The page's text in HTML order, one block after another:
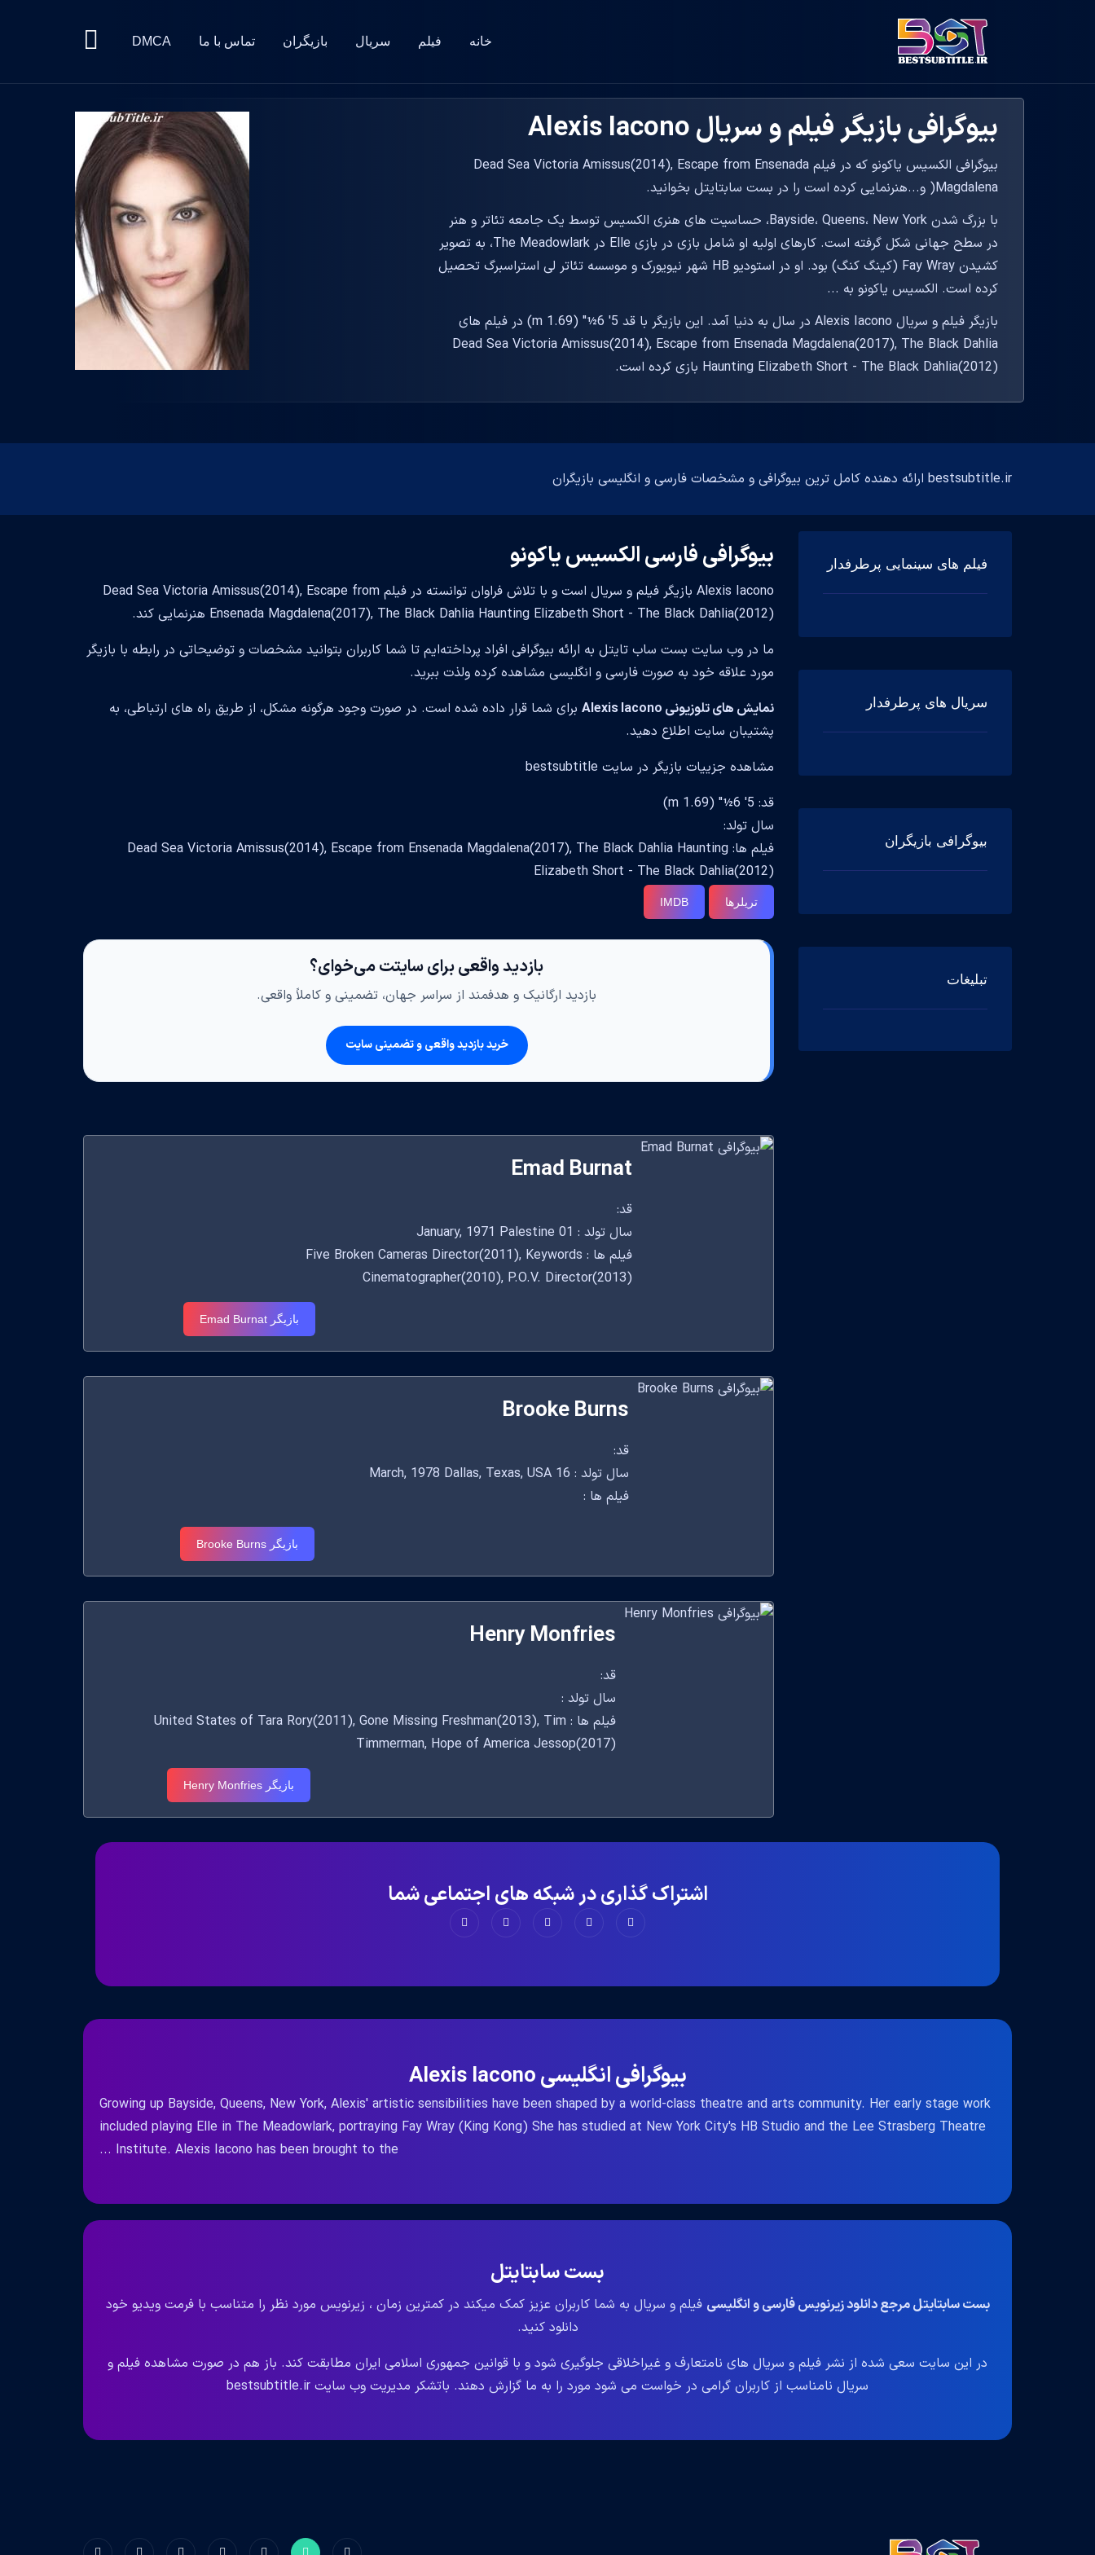
خانه فیلم سریال بازیگران تماس با ما DMCA
بیوگرافی بازیگر فیلم و سریال Alexis Iacono
بیوگرافی الکسیس یاکونو که در فیلم Dead Sea Victoria Amissus(2014), Escape from Ensenada
Magdalena( و...هنرنمایی کرده است را در بست سابتایتل بخوانید.
با بزرگ شدن Bayside، Queens، New York، حساسیت های هنری الکسیس توسط یک جامعه تئاتر و هنر
در سطح جهانی شکل گرفته است. کارهای اولیه او شامل بازی در بازی Elle در The Meadowlark، به تصویر
کشیدن Fay Wray (کینگ کنگ) بود. او در استودیو HB شهر نیویورک و موسسه تئاتر لی استراسبرگ تحصیل
کرده است. الکسیس یاکونو به ...
بازیگر فیلم و سریال Alexis Iacono در سال به دنیا آمد. این بازیگر با قد 5' 6½" (1.69 m) در فیلم های
Dead Sea Victoria Amissus(2014), Escape from Ensenada Magdalena(2017), The Black Dahlia
Haunting Elizabeth Short - The Black Dahlia(2012) بازی کرده است.
bestsubtitle.ir ارائه دهنده کامل ترین بیوگرافی و مشخصات فارسی و انگلیسی بازیگران
فیلم های سینمایی پرطرفدار
سریال های پرطرفدار
بیوگرافی بازیگران
تبلیغات
بیوگرافی فارسی الکسیس یاکونو
Alexis Iacono بازیگر فیلم و سریال است و با تلاش فراوان توانسته در فیلم Dead Sea Victoria Amissus(2014), Escape from
Ensenada Magdalena(2017), The Black Dahlia Haunting Elizabeth Short - The Black Dahlia(2012) هنرنمایی کند.
ما در وب سایت بست ساب تایتل به ارائه بیوگرافی افراد پرداخته‌ایم تا شما کاربران بتوانید مشخصات و توضیحاتی در رابطه با بازیگر
مورد علاقه خود به صورت فارسی و انگلیسی مشاهده کرده ولذت ببرید.
نمایش های تلوزیونی Alexis Iacono
برای شما قرار داده شده است. در صورت وجود هرگونه مشکل، از طریق راه های ارتباطی، به
پشتیبان سایت اطلاع دهید.
مشاهده جزییات بازیگر در سایت bestsubtitle
قد: 5' 6½" (1.69 m)
سال تولد:
فیلم ها: Dead Sea Victoria Amissus(2014), Escape from Ensenada Magdalena(2017), The Black Dahlia Haunting
Elizabeth Short - The Black Dahlia(2012)
تریلرها IMDB
بازدید واقعی برای سایتت می‌خوای؟
بازدید ارگانیک و هدفمند از سراسر جهان، تضمینی و کاملاً واقعی.
خرید بازدید واقعی و تضمینی سایت
Emad Burnat
قد:
سال تولد : 01 January, 1971 Palestine
فیلم ها : Five Broken Cameras Director(2011), Keywords
Cinematographer(2010), P.O.V. Director(2013)
بازیگر Emad Burnat
Brooke Burns
قد:
سال تولد : 16 March, 1978 Dallas, Texas, USA
فیلم ها :
بازیگر Brooke Burns
Henry Monfries
قد:
سال تولد :
فیلم ها : United States of Tara Rory(2011), Gone Missing Freshman(2013), Tim
Timmerman, Hope of America Jessop(2017)
بازیگر Henry Monfries
اشتراک گذاری در شبکه های اجتماعی شما
بیوگرافی انگلیسی Alexis Iacono
Growing up Bayside, Queens, New York, Alexis' artistic sensibilities have been shaped by a world-class theatre and arts community. Her early stage work
included playing Elle in The Meadowlark, portraying Fay Wray (King Kong) She has studied at New York City's HB Studio and the Lee Strasberg Theatre
Institute. Alexis Iacono has been brought to the ...
بست سابتایتل
بست سابتایتل مرجع دانلود زیرنویس فارسی و انگلیسی فیلم و سریال به شما کاربران عزیز کمک میکند در کمترین زمان ، زیرنویس مورد نظر را متناسب با فرمت ویدیو خود
دانلود کنید.
در این سایت سعی شده از نشر فیلم و سریال های نامتعارف و غیراخلاقی جلوگیری شود و با قوانین جمهوری اسلامی ایران مطابقت کند. باز هم در صورت مشاهده فیلم و
سریال نامناسب از کاربران گرامی در خواست می شود مورد را به ما گزارش دهند. باتشکر مدیریت وب سایت bestsubtitle.ir